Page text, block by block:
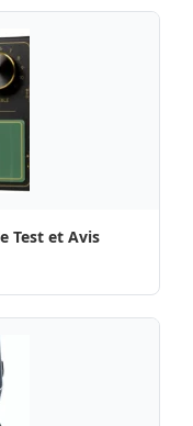
Pédale Walrus Audio Mantle Test et Avis